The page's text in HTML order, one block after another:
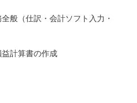
般（仕訳・会計ソフト入力・
計算書の作成